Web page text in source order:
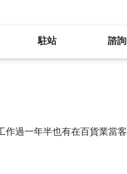
駐站 諮詢
作過一年半也有在百貨業當客